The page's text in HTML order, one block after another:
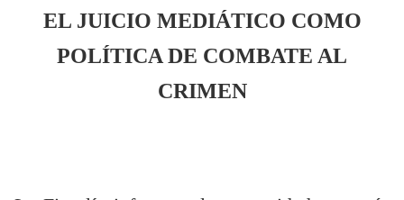
EL JUICIO MEDIÁTICO COMO
POLÍTICA DE COMBATE AL
CRIMEN